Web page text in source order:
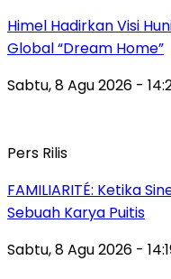
Himel Hadirkan Visi
Global “Dream Home”
Sabtu, 8 Agu 2026 -
Pers Rilis
FAMILIARITÉ: Ketika
Sebuah Karya Puitis
Sabtu, 8 Agu 2026 -